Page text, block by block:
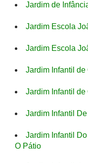
Jardim de
Jardim Escola
Jardim Escola
Jardim Infantil
Jardim Infantil de
Jardim Infantil
Jardim Infantil
O Pátio